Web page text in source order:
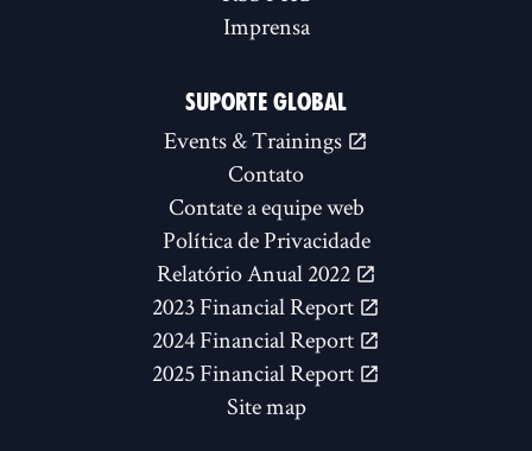
Imprensa
SUPORTE GLOBAL
Events & Trainings
Contato
Contate a equipe web
Política de Privacidade
Relatório Anual 2022
2023 Financial Report
2024 Financial Report
2025 Financial Report
Site map